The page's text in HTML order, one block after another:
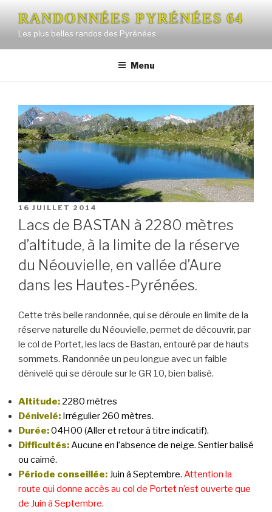
contenu
principal
RANDONNÉES PYRÉNÉES 64
Les plus belles randos des Pyrénées
Menu
PUBLIÉ
LE
16 JUILLET 2014
Lacs de BASTAN à 2280 mètres
d’altitude, à la limite de la réserve
du Néouvielle, en vallée d’Aure
dans les Hautes-Pyrénées.
Cette très belle randonnée, qui se déroule en limite de la
réserve naturelle du Néouvielle, permet de découvrir, par
le col de Portet, les lacs de Bastan, entouré par de hauts
sommets. Randonnée un peu longue avec un faible
dénivelé qui se déroule sur le GR 10, bien balisé.
Altitude: 2280 mètres
Dénivelé: Irrégulier 260 mètres.
Durée:04H00 (Aller et retour à titre indicatif).
Difficultés:Aucune en l’absence de neige. Sentier balisé
ou cairné.
Période conseillée: Juin à Septembre. Attention la
route qui donne accès au col de Portet n’est ouverte que
de Juin à Septembre.